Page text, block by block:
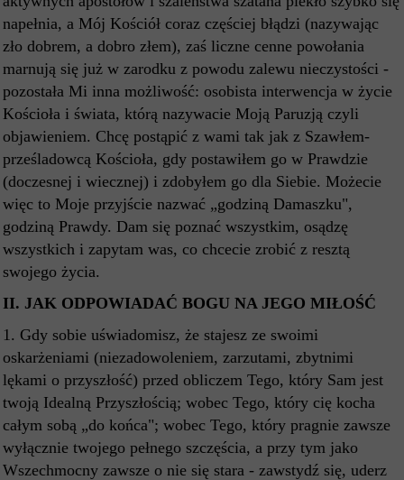
napełnia, a Mój Kościół coraz częściej błądzi (nazywając
zło dobrem, a dobro złem), zaś liczne cenne powołania
marnują się już w zarodku z powodu zalewu nieczystości -
pozostała Mi inna możliwość: osobista interwencja w życie
Kościoła i świata, którą nazywacie Moją Paruzją czyli
objawieniem. Chcę postąpić z wami tak jak z Szawłem-
prześladowcą Kościoła, gdy postawiłem go w Prawdzie
(doczesnej i wiecznej) i zdobyłem go dla Siebie. Możecie
więc to Moje przyjście nazwać „godziną Damaszku",
godziną Prawdy. Dam się poznać wszystkim, osądzę
wszystkich i zapytam was, co chcecie zrobić z resztą
swojego życia.
II. JAK ODPOWIADAĆ BOGU NA JEGO MIŁOŚĆ
1. Gdy sobie uświadomisz, że stajesz ze swoimi
oskarżeniami (niezadowoleniem, zarzutami, zbytnimi
lękami o przyszłość) przed obliczem Tego, który Sam jest
twoją Idealną Przyszłością; wobec Tego, który cię kocha
całym sobą „do końca"; wobec Tego, który pragnie zawsze
wyłącznie twojego pełnego szczęścia, a przy tym jako
Wszechmocny zawsze o nie się stara - zawstydź się, uderz